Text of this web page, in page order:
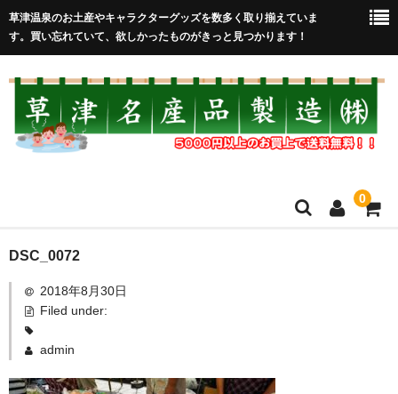
草津温泉のお土産やキャラクターグッズを数多く取り揃えていま
す。買い忘れていて、欲しかったものがきっと見つかります！
0
HOME
在庫処分セール
全取扱商品
DSC_0072
2018年8月30日
Filed under:
admin